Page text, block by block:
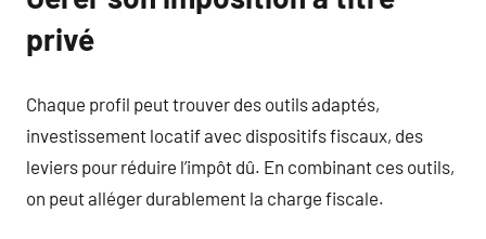
privé
Chaque profil peut trouver des outils adaptés,
investissement locatif avec dispositifs fiscaux, des
leviers pour réduire l’impôt dû. En combinant ces outils,
on peut alléger durablement la charge fiscale.